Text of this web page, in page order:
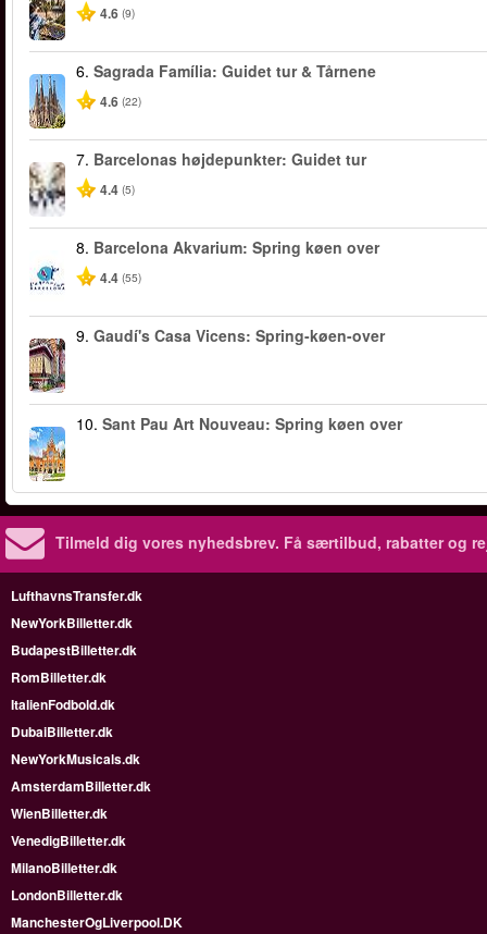
4.6 (9)
6. Sagrada Família: Guidet tur & Tårnene
4.6 (22)
7. Barcelonas højdepunkter: Guidet tur
4.4 (5)
8. Barcelona Akvarium: Spring køen over
4.4 (55)
9. Gaudí's Casa Vicens: Spring-køen-over
10. Sant Pau Art Nouveau: Spring køen over
Tilmeld dig vores nyhedsbrev. Få særtilbud, rabatter og
LufthavnsTransfer.dk
NewYorkBilletter.dk
BudapestBilletter.dk
RomBilletter.dk
ItalienFodbold.dk
DubaiBilletter.dk
NewYorkMusicals.dk
AmsterdamBilletter.dk
WienBilletter.dk
VenedigBilletter.dk
MilanoBilletter.dk
LondonBilletter.dk
ManchesterOgLiverpool.DK